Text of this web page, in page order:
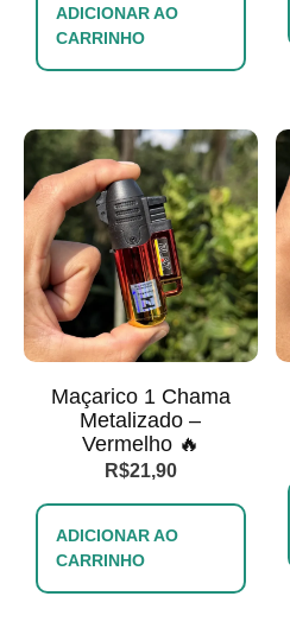
ADICIONAR AO
CARRINHO
Maçarico 1 Chama
Metalizado –
Vermelho 🔥
R$21,90
ADICIONAR AO
CARRINHO